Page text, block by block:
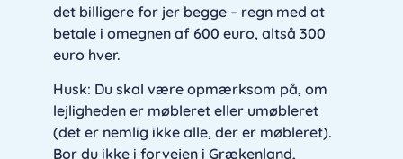
det billigere for jer begge – regn med at
betale i omegnen af 600 euro, altså 300
euro hver.
Husk: Du skal være opmærksom på, om
lejligheden er møbleret eller umøbleret
(det er nemlig ikke alle, der er møbleret).
Bor du ikke i forvejen i Grækenland,